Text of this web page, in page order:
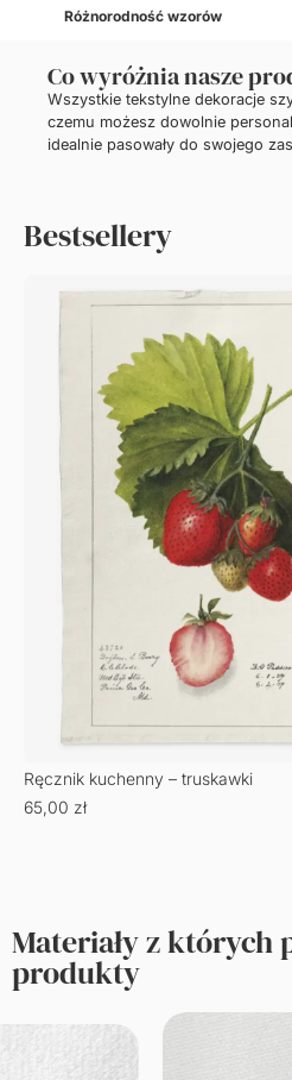
Różnorodność wzorów
Co wyróżnia nasze
Wszystkie tekstylne dekoracje
czemu możesz dowolnie
idealnie pasowały do swojego
Bestsellery
Ręcznik kuchenny – truskawki
65,00 zł
Materiały z których
produkty